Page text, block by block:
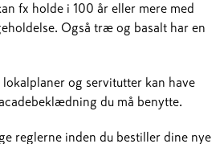
fx holde i 100 år eller mere med
Også træ og basalt har en
og servitutter kan have
du må benytte.
reglerne inden du bestiller dine nye